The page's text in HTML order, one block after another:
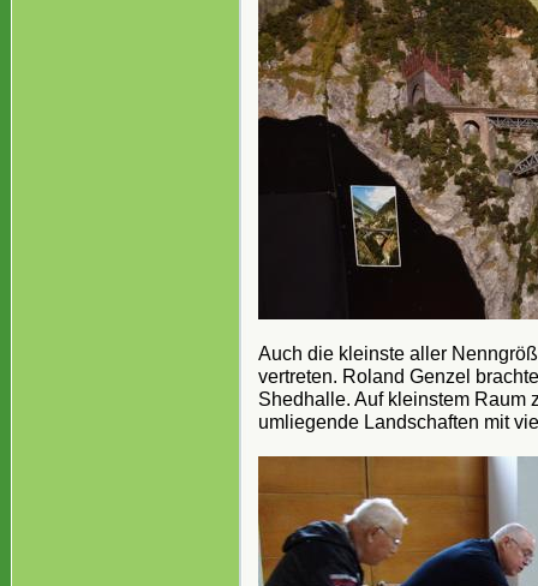
Auch die kleinste aller
vertreten. Roland Genzel
Shedhalle. Auf kleinstem Raum
umliegende Landschaften mit